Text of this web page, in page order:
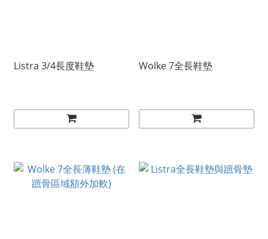
Listra 3/4長度鞋墊 Wolke 7全長鞋墊